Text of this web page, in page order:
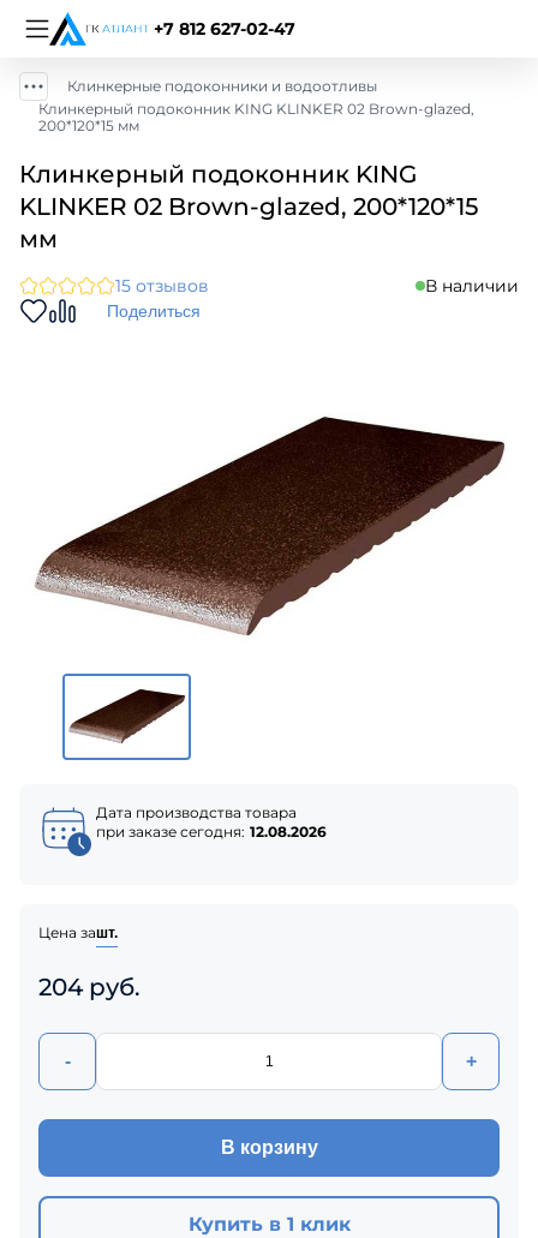
+7 812 627-02-47
Клинкерные подоконники и водоотливы
Клинкерный подоконник KING KLINKER 02 Brown-glazed,
200*120*15 мм
Клинкерный подоконник KING
KLINKER 02 Brown-glazed, 200*120*15
мм
15 отзывов В наличии
Поделиться
Дата производства товара
при заказе сегодня: 12.08.2026
Цена зашт.
204 руб.
- +
В корзину
Купить в 1 клик